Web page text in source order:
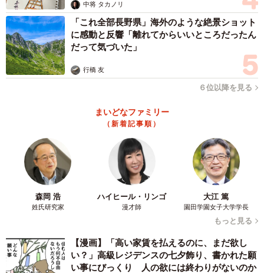
中将 タカノリ
「これ全部長野県」海外のような絶景ショット
に感動と反響「離れてからいいところだったん
だって気づいた」
行橋 友
６位以降を見る
まいどなファミリー
（新着記事順）
森岡 浩
姓氏研究家
ハイヒール・リンゴ
漫才師
大江 篤
園田学園女子大学学長
もっと見る
【漫画】「高い家賃を払えるのに、まだ欲し
い？」高級レジデンスの七夕飾り、書かれた願
い事にびっくり 人の欲には終わりがないのか